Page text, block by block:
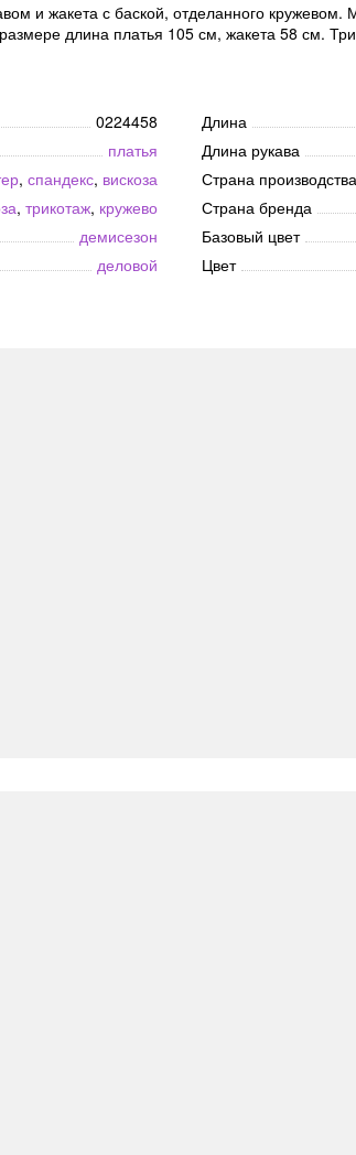
и жакета с баской, отделанного
длина платья 105 см, жакета 58 см.
0224458
платья
, спандекс, вискоза
, трикотаж, кружево
демисезон
деловой
Длина
Длина рукава
Страна производства
Страна бренда
Базовый цвет
Цвет